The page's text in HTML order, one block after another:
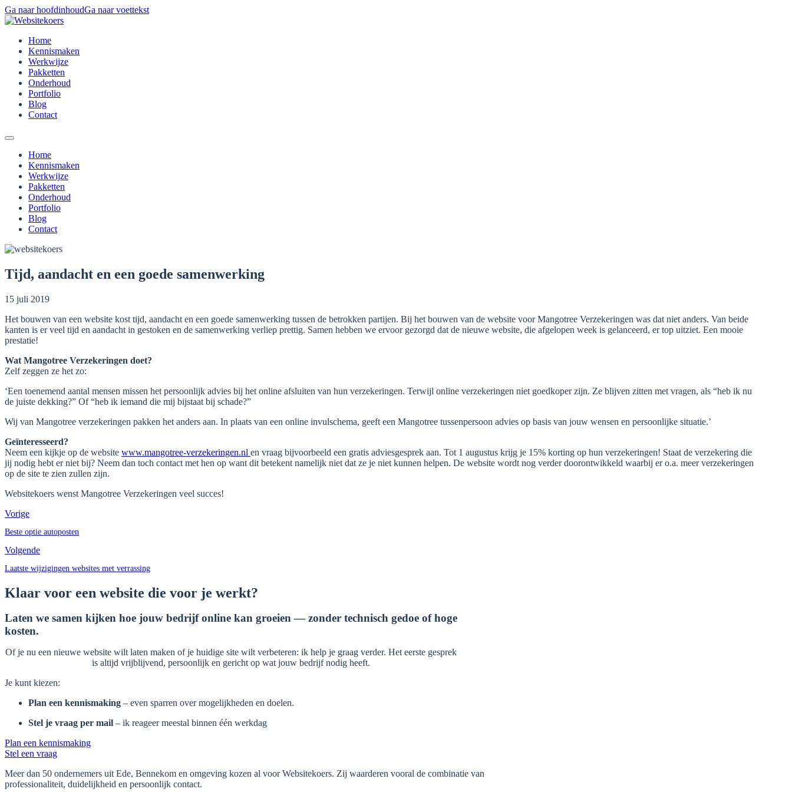
Ga naar hoofdinhoudGa naar voettekst
Home
Kennismaken
Werkwijze
Pakketten
Onderhoud
Portfolio
Blog
Contact
Home
Kennismaken
Werkwijze
Pakketten
Onderhoud
Portfolio
Blog
Contact
Tijd, aandacht en een goede samenwerking
15 juli 2019
Het bouwen van een website kost tijd, aandacht en een goede samenwerking tussen de betrokken partijen. Bij het bouwen van de website voor Mangotree Verzekeringen was dat niet anders. Van beide
kanten is er veel tijd en aandacht in gestoken en de samenwerking verliep prettig. Samen hebben we ervoor gezorgd dat de nieuwe website, die afgelopen week is gelanceerd, er top uitziet. Een mooie
prestatie!
Wat Mangotree Verzekeringen doet?
Zelf zeggen ze het zo:
‘Een toenemend aantal mensen missen het persoonlijk advies bij het online afsluiten van hun verzekeringen. Terwijl online verzekeringen niet goedkoper zijn. Ze blijven zitten met vragen, als “heb ik nu
de juiste dekking?” Of “heb ik iemand die mij bijstaat bij schade?”
Wij van Mangotree verzekeringen pakken het anders aan. In plaats van een online invulschema, geeft een Mangotree tussenpersoon advies op basis van jouw wensen en persoonlijke situatie.’
Geïnteresseerd?
Neem een kijkje op de website www.mangotree-verzekeringen.nl en vraag bijvoorbeeld een gratis adviesgesprek aan. Tot 1 augustus krijg je 15% korting op hun verzekeringen! Staat de verzekering die
jij nodig hebt er niet bij? Neem dan toch contact met hen op want dit betekent namelijk niet dat ze je niet kunnen helpen. De website wordt nog verder doorontwikkeld waarbij er o.a. meer verzekeringen
op de site te zien zullen zijn.
Websitekoers wenst Mangotree Verzekeringen veel succes!
Vorige
Beste optie autoposten
Volgende
Laatste wijzigingen websites met verrassing
Klaar voor een website die voor je werkt?
Laten we samen kijken hoe jouw bedrijf online kan groeien — zonder technisch gedoe of hoge
kosten.
Of je nu een nieuwe website wilt laten maken of je huidige site wilt verbeteren: ik help je graag verder. Het eerste gesprek
is altijd vrijblijvend, persoonlijk en gericht op wat jouw bedrijf nodig heeft.
Je kunt kiezen:
Plan een kennismaking – even sparren over mogelijkheden en doelen.
Stel je vraag per mail – ik reageer meestal binnen één werkdag
Plan een kennismaking
Stel een vraag
Meer dan 50 ondernemers uit Ede, Bennekom en omgeving kozen al voor Websitekoers. Zij waarderen vooral de combinatie van
professionaliteit, duidelijkheid en persoonlijk contact.